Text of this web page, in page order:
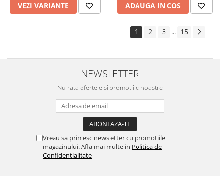
VEZI VARIANTE ADAUGA IN COS
1 2 3 ... 15
NEWSLETTER
Nu rata ofertele si promotiile noastre
Vreau sa primesc newsletter cu promotiile
magazinului. Afla mai multe in Politica de
Confidentialitate